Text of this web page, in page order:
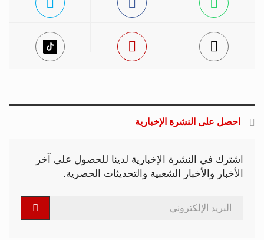
احصل على النشرة الإخبارية
اشترك في النشرة الإخبارية لدينا للحصول على آخر
الأخبار والأخبار الشعبية والتحديثات الحصرية.